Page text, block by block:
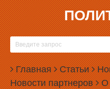
Главная Статьи
Новости партнеров О
04.10.2024, 11:51
В ЕКАТЕРИНБУРГЕ
ГЕНПЛАН
Власти Екатеринбурге
план развития города до 2045